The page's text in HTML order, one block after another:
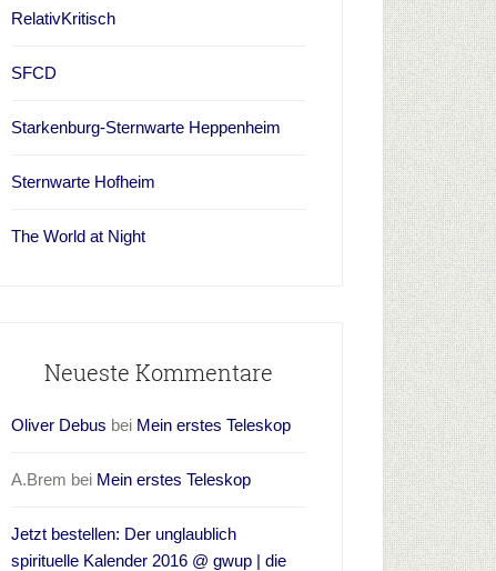
RelativKritisch
SFCD
Starkenburg-Sternwarte Heppenheim
Sternwarte Hofheim
The World at Night
Neueste Kommentare
Oliver Debus bei Mein erstes Teleskop
A.Brem bei Mein erstes Teleskop
Jetzt bestellen: Der unglaublich
spirituelle Kalender 2016 @ gwup | die